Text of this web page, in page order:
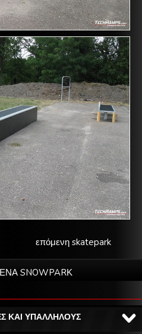
επόμενη skatepark
SNOWPARΚ
ΚΑΙ ΥΠΑΛΛΗΛΟΥΣ